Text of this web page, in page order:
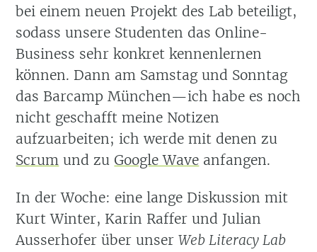
bei einem neuen Projekt des Lab beteiligt,
sodass unsere Studenten das Online-
Business sehr konkret kennenlernen
können. Dann am Samstag und Sonntag
das Barcamp München—ich habe es noch
nicht geschafft meine Notizen
aufzuarbeiten; ich werde mit denen zu
Scrum und zu Google Wave anfangen.
In der Woche: eine lange Diskussion mit
Kurt Winter, Karin Raffer und Julian
Ausserhofer über unserWeb Literacy Lab